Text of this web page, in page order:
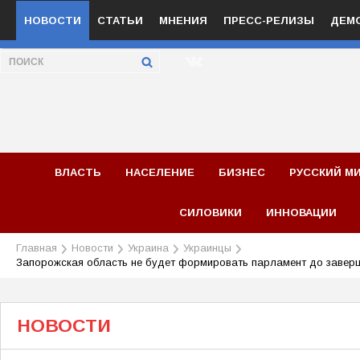
НОВОСТИ СТАТЬИ МНЕНИЯ ПРЕСС-РЕЛИЗЫ
ВЛАСТЬ НАСЕЛЕНИЕ БИЗНЕС РУССКИЙ
СИЛОВИКИ ИННОВАЦИИ
Главная Новости Украина
Украинцы
Запорожская область не будет формировать парламент до
НОВОСТИ